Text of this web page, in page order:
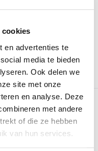
cookies
en advertenties te
media te bieden
Ook delen we
site met onze
en analyse. Deze
met andere
of die ze hebben
van hun services.
Vergelijk